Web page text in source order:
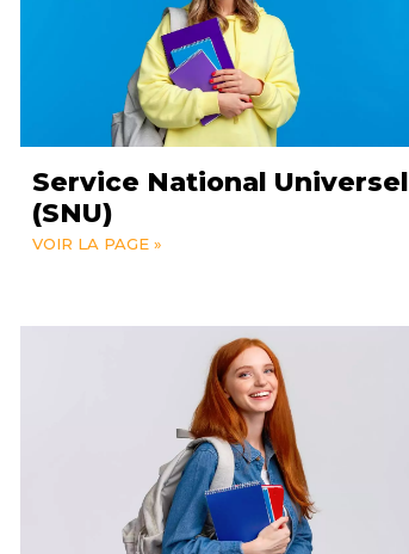
Service National Universel
(SNU)
VOIR LA PAGE »